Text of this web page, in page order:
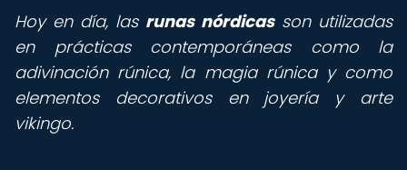
Hoy en día, las runas nórdicasson utilizadas
en prácticas contemporáneas como la
adivinación rúnica, la magia rúnica y como
elementos decorativos en joyería y arte
vikingo.